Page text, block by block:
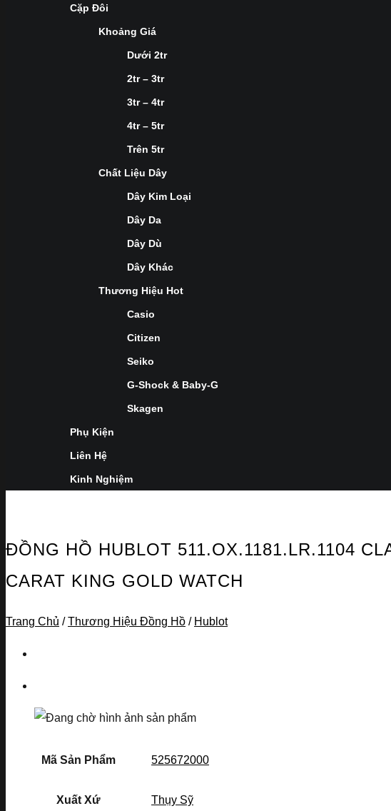
Cặp Đôi
Khoảng Giá
Dưới 2tr
2tr – 3tr
3tr – 4tr
4tr – 5tr
Trên 5tr
Chất Liệu Dây
Dây Kim Loại
Dây Da
Dây Dù
Dây Khác
Thương Hiệu Hot
Casio
Citizen
Seiko
G-Shock & Baby-G
Skagen
Phụ Kiện
Liên Hệ
Kinh Nghiệm
ĐỒNG HỒ HUBLOT 511.OX.1181.LR.1104
CARAT KING GOLD WATCH
Trang Chủ / Thương Hiệu Đồng Hồ / Hublot
Mã Sản Phẩm 525672000
Xuất Xứ Thụy Sỹ